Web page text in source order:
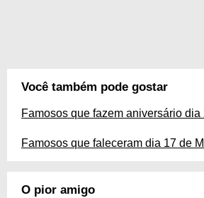
Você também pode gostar
Famosos que fazem aniversário dia
Famosos que faleceram dia 17 de
O pior amigo